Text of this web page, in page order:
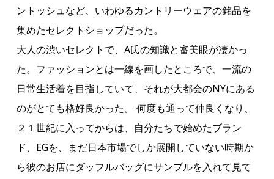
ントッシュなど、いわゆるカントリーウェアの銘品を
集めたセレクトショップだった。
大人の渋いセレクトで、A氏の知識と審美眼が凄かっ
た。ファッションとは一線を画したところで、一流の
日常生活着を目指していて、それが大都会のNYにある
のがとても格好良かった。 何度も通って仲良くなり、
２１世紀に入ってからは、自分たちで始めたブラン
ド、EGを、まだ日本市場でしか展開していない時期か
ら彼のお店にダッフルバッグにサンプルを入れて見て